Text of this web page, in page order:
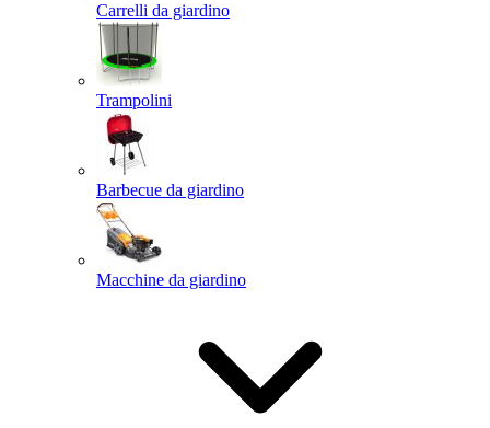
Carrelli da giardino
Trampolini
Barbecue da giardino
Macchine da giardino